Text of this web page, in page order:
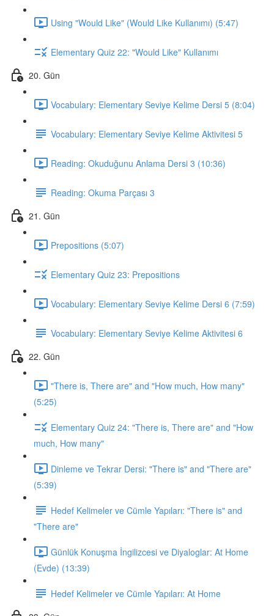
Using "Would Like" (Would Like Kullanımı) (5:47)
Elementary Quiz 22: "Would Like" Kullanımı
20. Gün
Vocabulary: Elementary Seviye Kelime Dersi 5 (8:04)
Vocabulary: Elementary Seviye Kelime Aktivitesi 5
Reading: Okuduğunu Anlama Dersi 3 (10:36)
Reading: Okuma Parçası 3
21. Gün
Prepositions (5:07)
Elementary Quiz 23: Prepositions
Vocabulary: Elementary Seviye Kelime Dersi 6 (7:59)
Vocabulary: Elementary Seviye Kelime Aktivitesi 6
22. Gün
"There is, There are" and "How much, How many"
(5:25)
Elementary Quiz 24: "There is, There are" and "How
much, How many"
Dinleme ve Tekrar Dersi: "There is" and "There are"
(5:39)
Hedef Kelimeler ve Cümle Yapıları: "There is" and
"There are"
Günlük Konuşma İngilizcesi ve Diyaloglar: At Home
(Evde) (13:39)
Hedef Kelimeler ve Cümle Yapıları: At Home